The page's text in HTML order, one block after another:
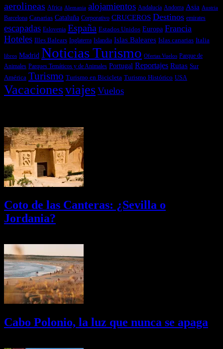
aerolineas Africa Alemania alojamientos Andalucía Andorra Asia Austria
Barcelona Canarias Cataluña Corporativo CRUCEROS Destinos emirates
escapadas Eslovenia España Estados Unidos Europa Francia
Hoteles Illes Balears Inglaterra Islandia Islas Baleares Islas canarias Italia
libros Madrid Noticias Turismo Ofertas Vuelos Parque de
Animales Parques Temáticos y de Animales Portugal Reportajes Rutas Sur
América Turismo Turismo en Bicicleta Turismo Histórico USA
VacacionesviajesVuelos
Coto de las Canteras: ¿Sevilla o
Jordania?
Cabo Polonio, la luz que nunca se apaga